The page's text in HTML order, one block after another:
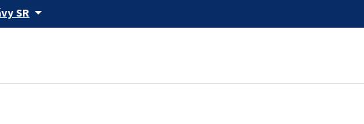
SR arrow_drop_down